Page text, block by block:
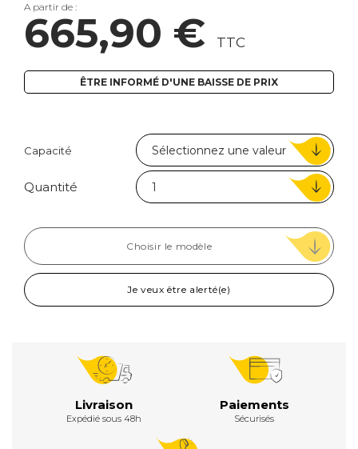
A partir de :
665,90 € TTC
ÊTRE INFORMÉ D'UNE BAISSE DE PRIX
Capacité
Quantité
Choisir le modèle
Je veux être alerté(e)
Livraison
Expédié sous 48h
Paiements
Sécurisés